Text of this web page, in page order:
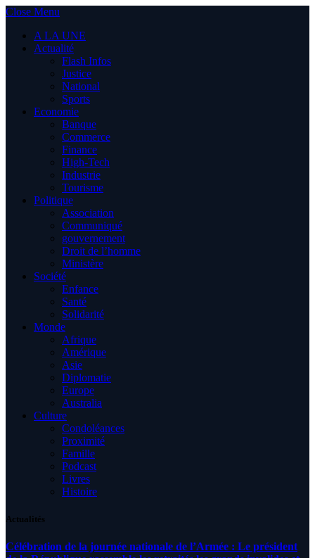
Close Menu
A LA UNE
Actualité
Flash Infos
Justice
National
Sports
Economie
Banque
Commerce
Finance
High-Tech
Industrie
Tourisme
Politique
Association
Communiqué
gouvernement
Droit de l’homme
Ministère
Société
Enfance
Santé
Solidarité
Monde
Afrique
Amérique
Asie
Diplomatie
Europe
Australia
Culture
Condoléances
Proximité
Famille
Podcast
Livres
Histoire
Actualités
Célébration de la journée nationale de l’Armée : Le président